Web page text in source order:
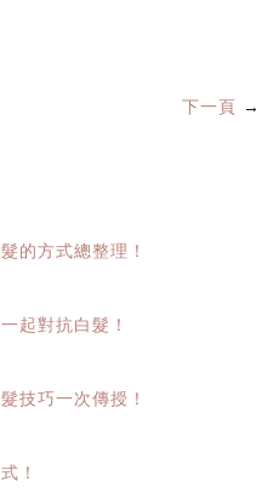
下一頁 →
的方式總整理！
起對抗白髮！
技巧一次傳授！
！